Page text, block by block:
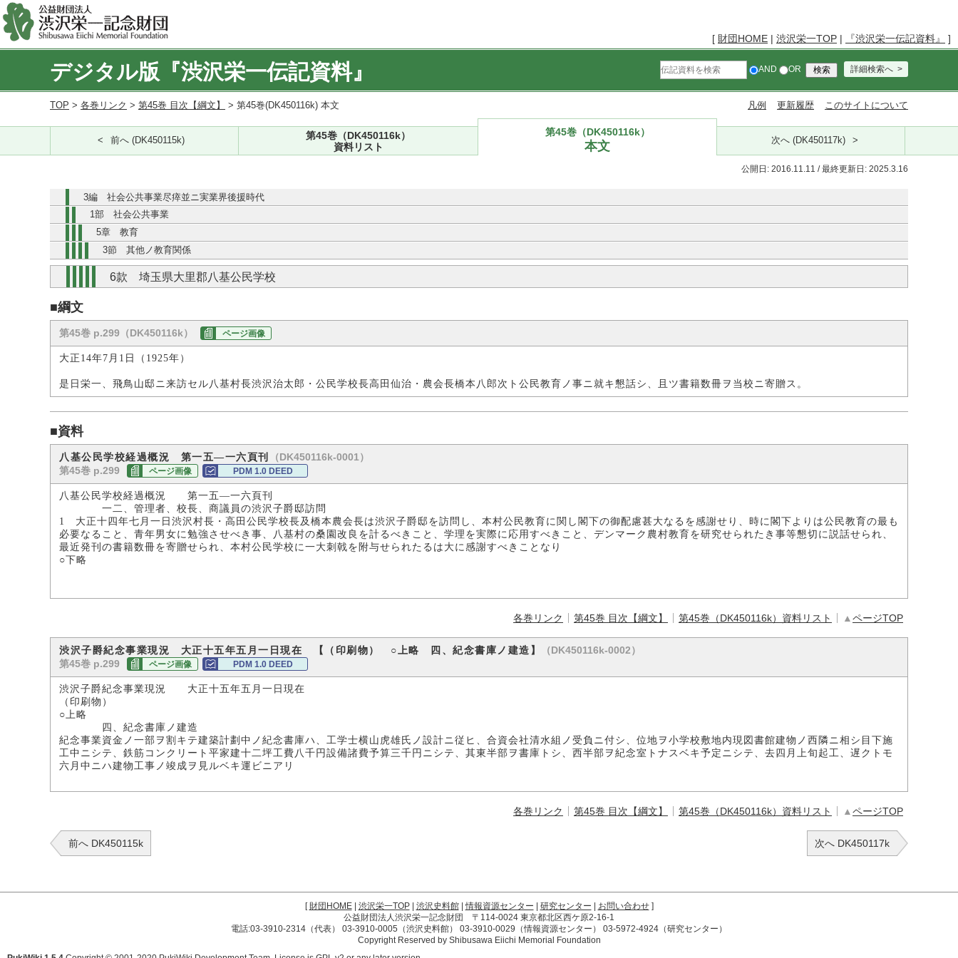
[ 財団HOME | 渋沢栄一TOP | 『渋沢栄一伝記資料』 ]
デジタル版『渋沢栄一伝記資料』 AND OR 詳細検索へ
TOP > 各巻リンク > 第45巻 目次【綱文】 > 第45巻(DK450116k) 本文 凡例 更新履歴 このサイトについて
前へ (DK450115k)
第45巻（DK450116k）
資料リスト
第45巻（DK450116k）
本文 次へ (DK450117k)
公開日: 2016.11.11 / 最終更新日: 2025.3.16
3編 社会公共事業尽瘁並ニ実業界後援時代
1部 社会公共事業
5章 教育
3節 其他ノ教育関係
6款 埼玉県大里郡八基公民学校
■綱文
第45巻 p.299（DK450116k） ページ画像
大正14年7月1日（1925年）
是日栄一、飛鳥山邸ニ来訪セル八基村長渋沢治太郎・公民学校長高田仙治・農会長橋本八郎次ト公民教育ノ事ニ就キ懇話シ、且ツ書籍数冊ヲ当校ニ寄贈ス。
■資料
八基公民学校経過概況 第一五―一六頁刊
（DK450116k-0001）
第45巻 p.299
ページ画像 PDM 1.0 DEED
八基公民学校経過概況 第一五―一六頁刊
一二、管理者、校長、商議員の渋沢子爵邸訪問
1 大正十四年七月一日渋沢村長・高田公民学校長及橋本農会長は渋沢子爵邸を訪問し、本村公民教育に関し閣下の御配慮甚大なるを感謝せり、時に閣下よりは公民教育の最も
必要なること、青年男女に勉強させべき事、八基村の桑園改良を計るべきこと、学理を実際に応用すべきこと、デンマーク農村教育を研究せられたき事等懇切に説話せられ、
最近発刊の書籍数冊を寄贈せられ、本村公民学校に一大刺戟を附与せられたるは大に感謝すべきことなり
○下略
各巻リンク 第45巻 目次【綱文】 第45巻（DK450116k）資料リスト ▲ページTOP
渋沢子爵紀念事業現況 大正十五年五月一日現在 【（印刷物） ○上略 四、紀念書庫ノ建造】
（DK450116k-0002）
第45巻 p.299
ページ画像 PDM 1.0 DEED
渋沢子爵紀念事業現況 大正十五年五月一日現在
（印刷物）
○上略
四、紀念書庫ノ建造
紀念事業資金ノ一部ヲ割キテ建築計劃中ノ紀念書庫ハ、工学士横山虎雄氏ノ設計ニ従ヒ、合資会社清水組ノ受負ニ付シ、位地ヲ小学校敷地内現図書館建物ノ西隣ニ相シ目下施
工中ニシテ、鉄筋コンクリート平家建十二坪工費八千円設備諸費予算三千円ニシテ、其東半部ヲ書庫トシ、西半部ヲ紀念室トナスベキ予定ニシテ、去四月上旬起工、遅クトモ
六月中ニハ建物工事ノ竣成ヲ見ルベキ運ビニアリ
各巻リンク 第45巻 目次【綱文】 第45巻（DK450116k）資料リスト ▲ページTOP
前へ DK450115k 次へ DK450117k
[財団HOME| 渋沢栄一TOP| 渋沢史料館|情報資源センター 研究センター お問い合わせ]
公益財団法人渋沢栄一記念財団 〒114-0024 東京都北区西ケ原2-16-1
電話:03-3910-2314（代表） 03-3910-0005（渋沢史料館） 03-3910-0029（情報資源センター） 03-5972-4924（研究センター）
Copyright Reserved by Shibusawa Eiichi Memorial Foundation